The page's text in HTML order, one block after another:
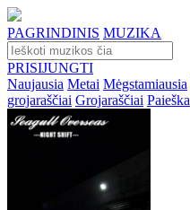
PAGRINDINIS MUZIKA
PRISIJUNGTI
Naujausia Metai Mėgstamiausia
grojaraščiai Grojaraščiai Paieška